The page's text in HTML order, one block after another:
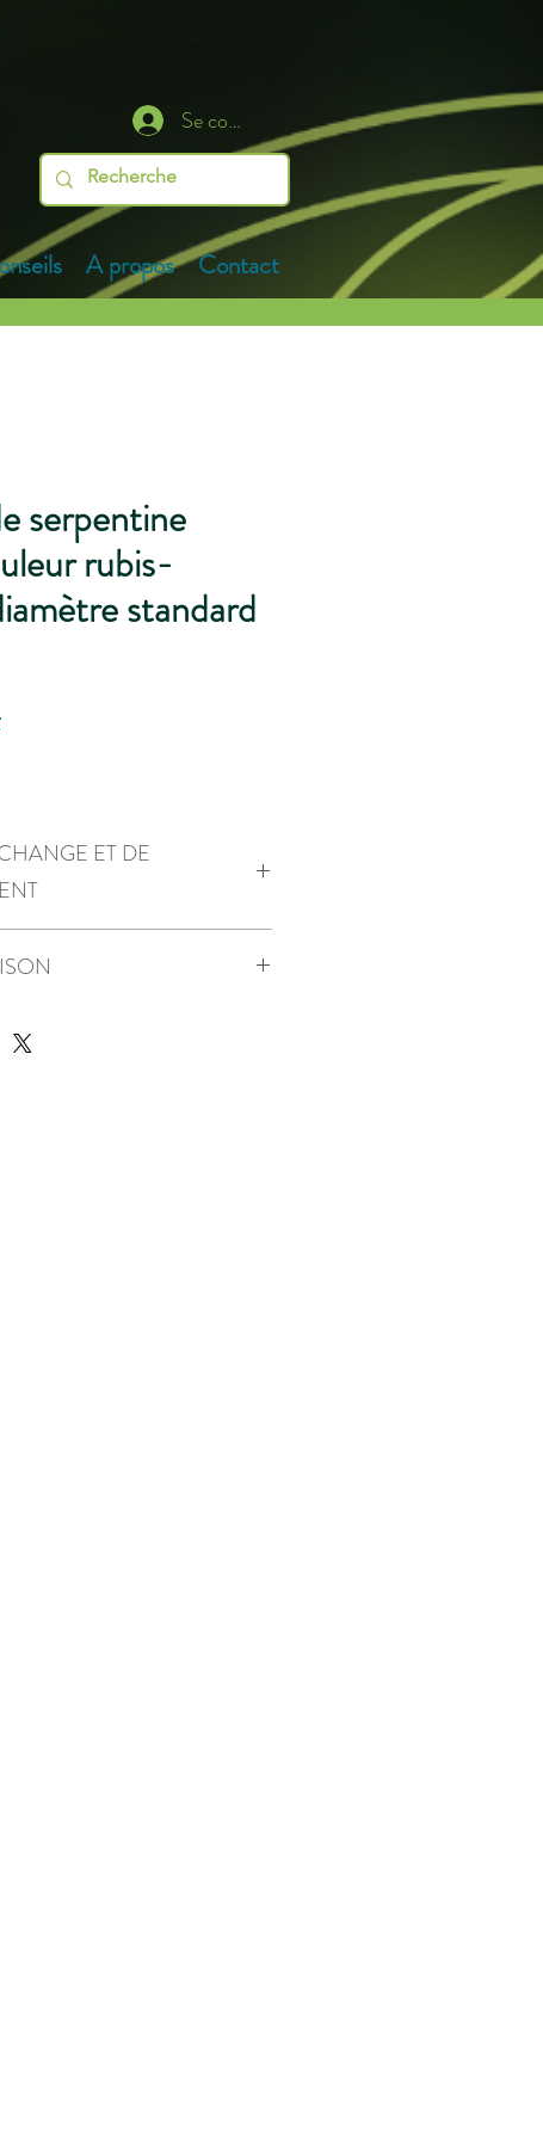
Se connecter
A propos Contact
serpentine
rubis-
standard
Prix
ET DE